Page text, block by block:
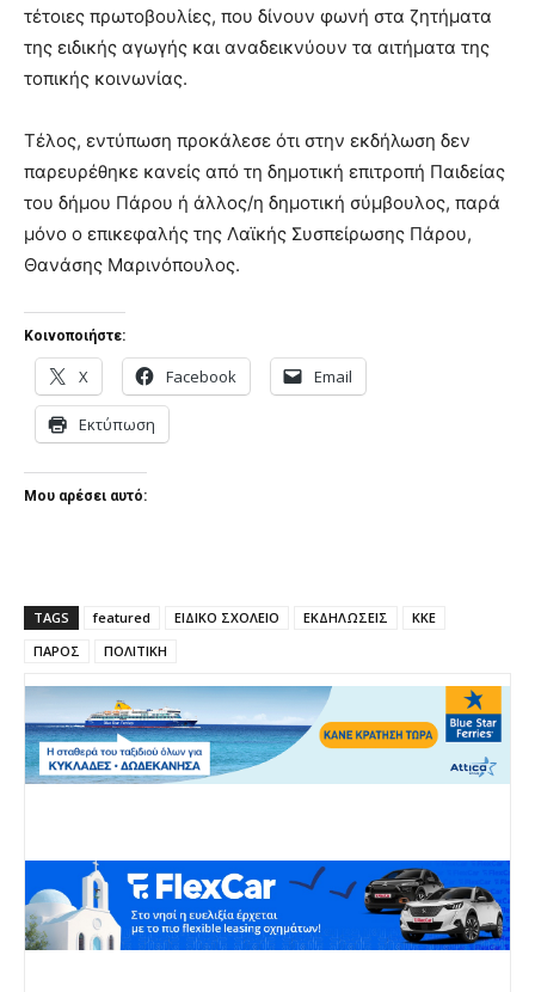
τέτοιες πρωτοβουλίες, που δίνουν φωνή στα ζητήματα
της ειδικής αγωγής και αναδεικνύουν τα αιτήματα της
τοπικής κοινωνίας.
Τέλος, εντύπωση προκάλεσε ότι στην εκδήλωση δεν
παρευρέθηκε κανείς από τη δημοτική επιτροπή Παιδείας
του δήμου Πάρου ή άλλος/η δημοτική σύμβουλος, παρά
μόνο ο επικεφαλής της Λαϊκής Συσπείρωσης Πάρου,
Θανάσης Μαρινόπουλος.
Κοινοποιήστε:
X Facebook Email
Εκτύπωση
Μου αρέσει αυτό:
TAGS featured ΕΙΔΙΚΟ ΣΧΟΛΕΙΟ ΕΚΔΗΛΩΣΕΙΣ
ΚΚΕ
ΠΑΡΟΣ
ΠΟΛΙΤΙΚΗ